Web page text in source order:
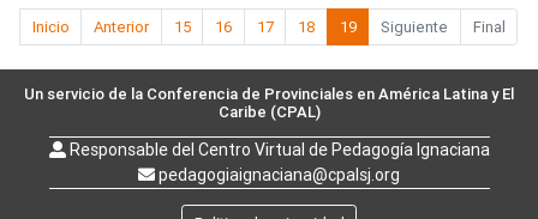
Inicio Anterior 15 16 17 18 19 Siguiente Final
Un servicio de la Conferencia de Provinciales en América Latina y El
Caribe (CPAL)
Responsable del Centro Virtual de Pedagogía Ignaciana
pedagogiaignaciana@cpalsj.org